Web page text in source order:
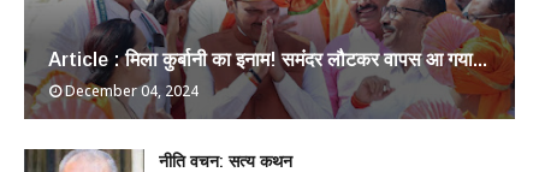
Article : मिला कुर्बानी का इनाम! समंदर लौटकर वापस आ गया...
December 04, 2024
​नीति वचन: सत्य कथन